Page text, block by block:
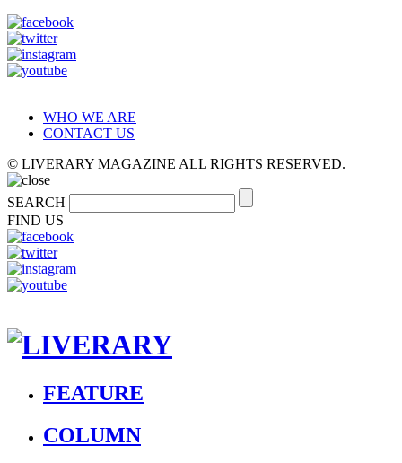
WHO WE ARE
CONTACT US
© LIVERARY MAGAZINE ALL RIGHTS RESERVED.
SEARCH
FIND US
FEATURE
COLUMN